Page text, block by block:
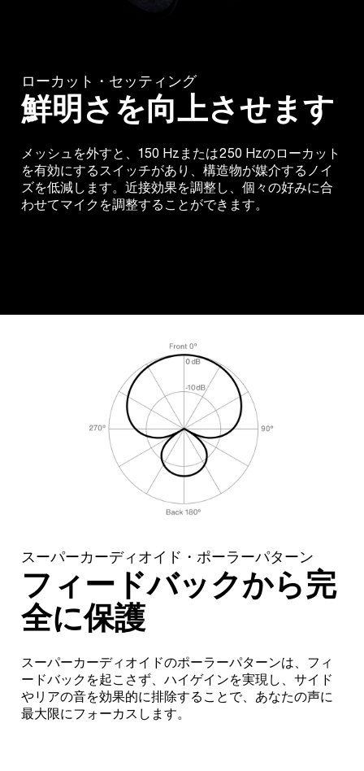
ローカット・セッティング
鮮明さを向上させます
メッシュを外すと、150 Hzまたは250 Hzのローカット
を有効にするスイッチがあり、構造物が媒介するノイ
ズを低減します。近接効果を調整し、個々の好みに合
わせてマイクを調整することができます。
スーパーカーディオイド・ポーラーパターン
フィードバックから完
全に保護
スーパーカーディオイドのポーラーパターンは、フィ
ードバックを起こさず、ハイゲインを実現し、サイド
やリアの音を効果的に排除することで、あなたの声に
最大限にフォーカスします。